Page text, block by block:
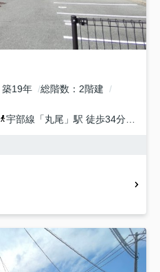
築19年 総階数
2階建
宇部線 「丸尾 」駅 徒歩34分